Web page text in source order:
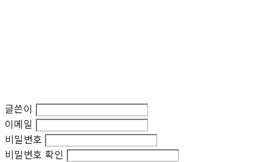
글쓴이
이메일
비밀번호
비밀번호 확인